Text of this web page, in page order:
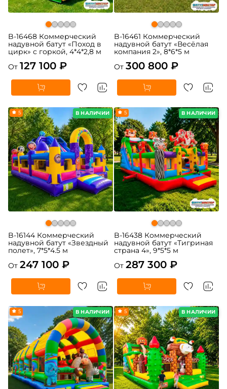
B-16468 Коммерческий
надувной батут «Поход в
цирк» с горкой, 4*4*2,8 м
От 127 100 ₽
B-16461 Коммерческий
надувной батут «Весёлая
компания 2», 8*6*5 м
От 300 800 ₽
В НАЛИЧИИ
5
B-16144 Коммерческий
надувной батут «Звездный
полет», 7*5*4.5 м
От 247 100 ₽
В НАЛИЧИИ
5
B-16438 Коммерческий
надувной батут «Тигриная
страна 4», 9*5*5 м
От 287 300 ₽
В НАЛИЧИИ
5 В НАЛИЧИИ
5